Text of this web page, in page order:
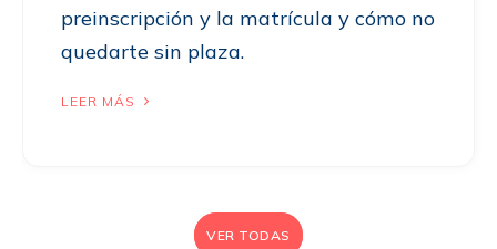
preinscripción y la matrícula y cómo no
quedarte sin plaza.
LEER MÁS
VER TODAS